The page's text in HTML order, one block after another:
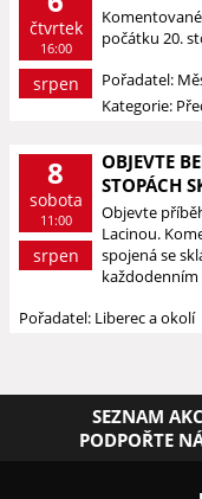
čtvrtek
16:00
srpen
počátku 20.
Pořadatel:
Kategorie:
8
sobota
11:00
srpen
OBJEVTE
STOPÁCH
Objevte
Lacinou.
spojená se
Pořadatel: Liberec a okolí
SEZNAM
PODPOŘTE